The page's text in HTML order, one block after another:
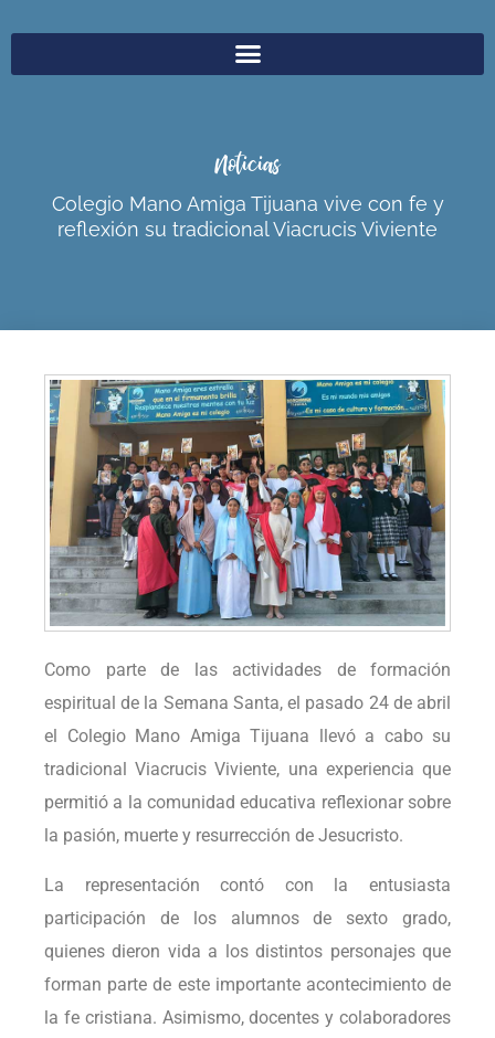
Noticias
Colegio Mano Amiga Tijuana vive con fe y
reflexión su tradicional Viacrucis Viviente
Como parte de las actividades de formación
espiritual de la Semana Santa, el pasado 24 de abril
el Colegio Mano Amiga Tijuana llevó a cabo su
tradicional Viacrucis Viviente, una experiencia que
permitió a la comunidad educativa reflexionar sobre
la pasión, muerte y resurrección de Jesucristo.
La representación contó con la entusiasta
participación de los alumnos de sexto grado,
quienes dieron vida a los distintos personajes que
forman parte de este importante acontecimiento de
la fe cristiana. Asimismo, docentes y colaboradores